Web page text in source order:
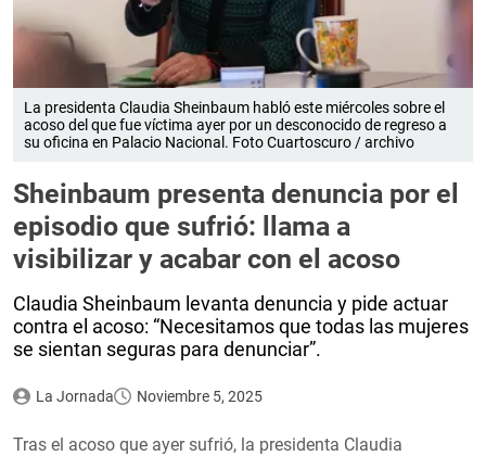
La presidenta Claudia Sheinbaum habló este miércoles sobre el
acoso del que fue víctima ayer por un desconocido de regreso a
su oficina en Palacio Nacional. Foto Cuartoscuro / archivo
Sheinbaum presenta denuncia por el
episodio que sufrió: llama a
visibilizar y acabar con el acoso
Claudia Sheinbaum levanta denuncia y pide actuar
contra el acoso: “Necesitamos que todas las mujeres
se sientan seguras para denunciar”.
La Jornada Noviembre 5, 2025
Tras el acoso que ayer sufrió, la presidenta Claudia